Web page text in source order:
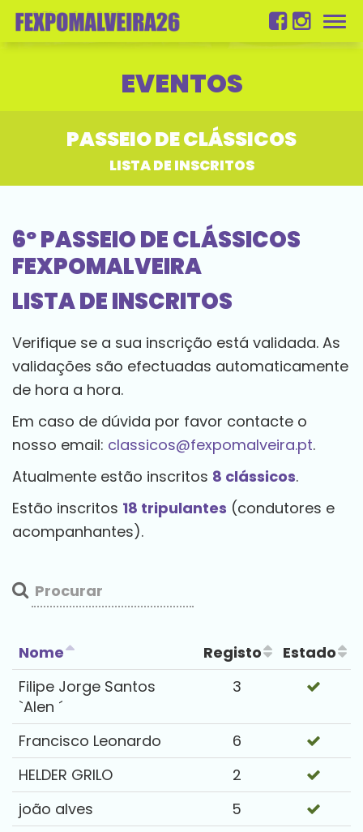
EVENTOS
PASSEIO DE CLÁSSICOS
LISTA DE INSCRITOS
6º PASSEIO DE CLÁSSICOS
FEXPOMALVEIRA
LISTA DE INSCRITOS
Verifique se a sua inscrição está validada. As
validações são efectuadas automaticamente
de hora a hora.
Em caso de dúvida por favor contacte o
nosso email: classicos@fexpomalveira.pt.
Atualmente estão inscritos 8 clássicos.
Estão inscritos 18 tripulantes (condutores e
acompanhantes).
Nome Registo
Estado
Filipe Jorge Santos
`Alen ´
3
Francisco Leonardo
6
HELDER GRILO
2
joão alves
5